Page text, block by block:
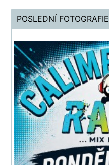
POSLEDNÍ FOTOGRAFIE